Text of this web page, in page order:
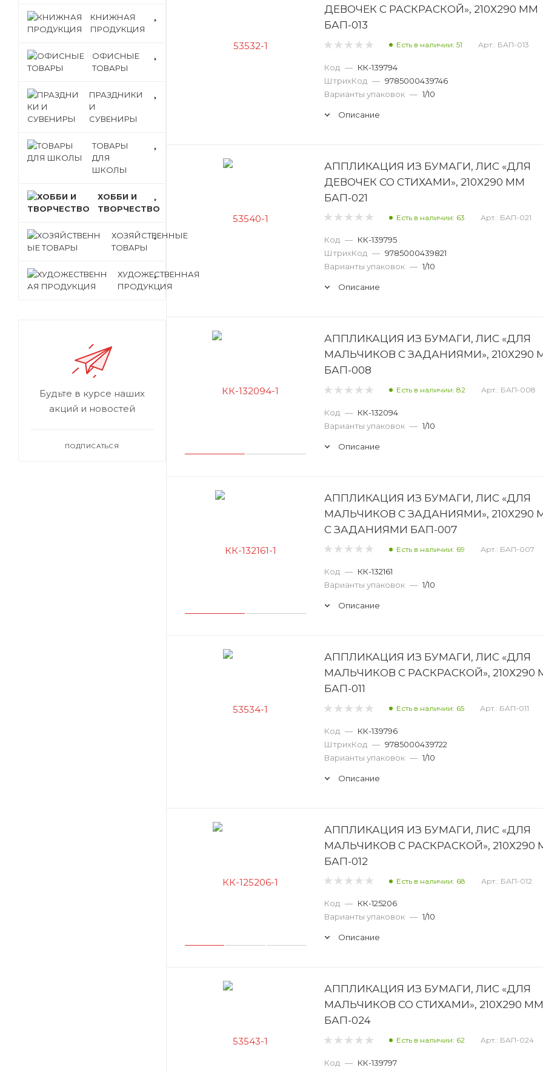
ДЕВОЧЕК С РАСКРАСКОЙ», 210Х290 ММ
БАП-013
Есть в наличии: 51 Арт.: БАП-013
Код — КК-139794
ШтрихКод — 9785000439746
Варианты упаковок — 1/10
Описание
АППЛИКАЦИЯ ИЗ БУМАГИ, ЛИС «ДЛЯ
ДЕВОЧЕК СО СТИХАМИ», 210Х290 ММ
БАП-021
Есть в наличии: 63 Арт.: БАП-021
Код — КК-139795
ШтрихКод — 9785000439821
Варианты упаковок — 1/10
Описание
АППЛИКАЦИЯ ИЗ БУМАГИ, ЛИС «ДЛЯ
МАЛЬЧИКОВ С ЗАДАНИЯМИ», 210Х290
БАП-008
Есть в наличии: 82 Арт.: БАП-008
Код — КК-132094
Варианты упаковок — 1/10
Описание
АППЛИКАЦИЯ ИЗ БУМАГИ, ЛИС «ДЛЯ
МАЛЬЧИКОВ С ЗАДАНИЯМИ», 210Х290
С ЗАДАНИЯМИ БАП-007
Есть в наличии: 69 Арт.: БАП-007
Код — КК-132161
Варианты упаковок — 1/10
Описание
АППЛИКАЦИЯ ИЗ БУМАГИ, ЛИС «ДЛЯ
МАЛЬЧИКОВ С РАСКРАСКОЙ», 210Х290
БАП-011
Есть в наличии: 65 Арт.: БАП-011
Код — КК-139796
ШтрихКод — 9785000439722
Варианты упаковок — 1/10
Описание
АППЛИКАЦИЯ ИЗ БУМАГИ, ЛИС «ДЛЯ
МАЛЬЧИКОВ С РАСКРАСКОЙ», 210Х290
БАП-012
Есть в наличии: 68 Арт.: БАП-012
Код — КК-125206
Варианты упаковок — 1/10
Описание
АППЛИКАЦИЯ ИЗ БУМАГИ, ЛИС «ДЛЯ
МАЛЬЧИКОВ СО СТИХАМИ», 210Х290 ММ
БАП-024
Есть в наличии: 62 Арт.: БАП-024
Код — КК-139797
Фоторамка из гипса
КНИЖНАЯ
ПРОДУКЦИЯ
ОФИСНЫЕ
ТОВАРЫ
ПРАЗДНИКИ
И
СУВЕНИРЫ
ТОВАРЫ
ДЛЯ
ШКОЛЫ
ХОББИ И
ТВОРЧЕСТВО
ХОЗЯЙСТВЕННЫЕ
ТОВАРЫ
ХУДОЖЕСТВЕННАЯ
ПРОДУКЦИЯ
Будьте в курсе наших
акций и новостей
ПОДПИСАТЬСЯ